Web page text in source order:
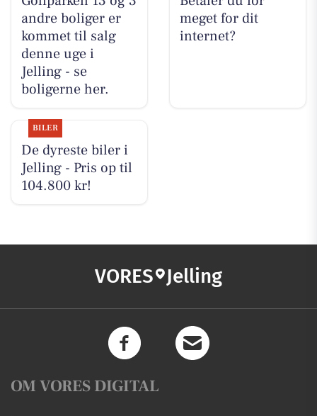
andre boliger er
kommet til salg
denne uge i
Jelling - se
boligerne her.
meget for dit
internet?
BILER
De dyreste biler i
Jelling - Pris op til
104.800 kr!
VORES Jelling
OM VORES DIGITAL